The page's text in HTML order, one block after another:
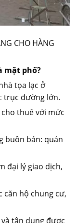
CHO HÀNG
mặt phố?
tọa lạc ở
trục đường lớn.
thuê với mức
buôn bán: quán
đại lý giao dịch,
căn hộ chung cư,
tận dụng được